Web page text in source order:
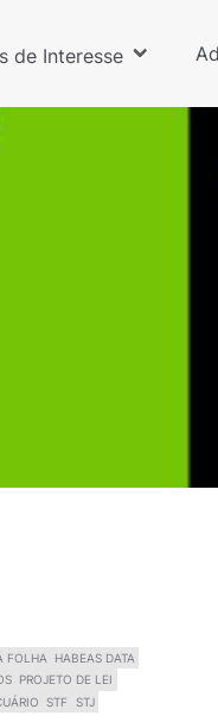
de Interesse
FOLHA
HABEAS DATA
PROJETO DE LEI
STF
STJ